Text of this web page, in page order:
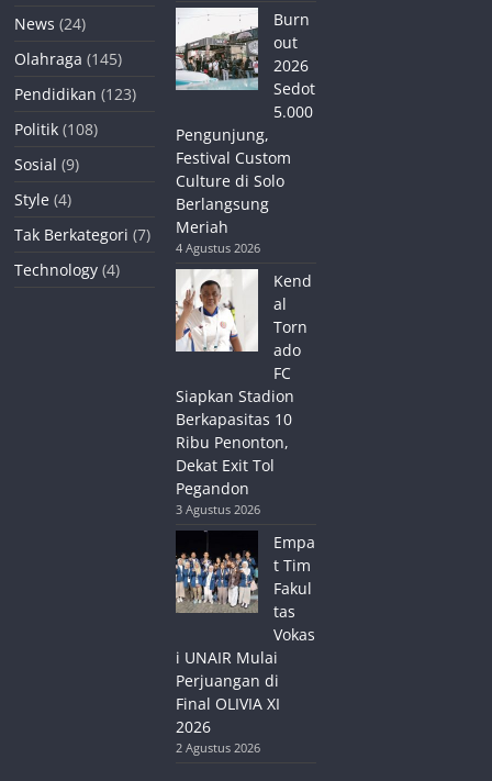
News (24)
Olahraga (145)
Pendidikan (123)
Politik (108)
Sosial (9)
Style (4)
Tak Berkategori (7)
Technology (4)
Burn
out
2026
Sedot
5.000
Pengunjung,
Festival Custom
Culture di Solo
Berlangsung
Meriah
4 Agustus 2026
Kend
al
Torn
ado
FC
Siapkan Stadion
Berkapasitas 10
Ribu Penonton,
Dekat Exit Tol
Pegandon
3 Agustus 2026
Empa
t Tim
Fakul
tas
Vokas
i UNAIR Mulai
Perjuangan di
Final OLIVIA XI
2026
2 Agustus 2026